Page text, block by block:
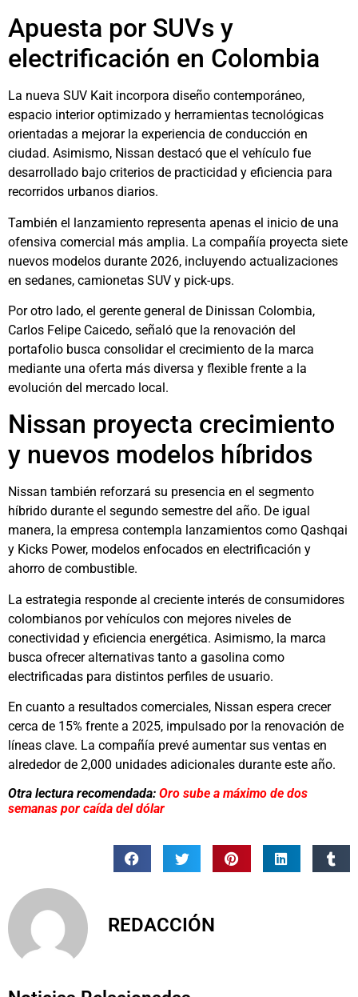
Apuesta por SUVs y
electrificación en Colombia
La nueva SUV Kait incorpora diseño contemporáneo,
espacio interior optimizado y herramientas tecnológicas
orientadas a mejorar la experiencia de conducción en
ciudad. Asimismo, Nissan destacó que el vehículo fue
desarrollado bajo criterios de practicidad y eficiencia para
recorridos urbanos diarios.
También el lanzamiento representa apenas el inicio de una
ofensiva comercial más amplia. La compañía proyecta siete
nuevos modelos durante 2026, incluyendo actualizaciones
en sedanes, camionetas SUV y pick-ups.
Por otro lado, el gerente general de Dinissan Colombia,
Carlos Felipe Caicedo, señaló que la renovación del
portafolio busca consolidar el crecimiento de la marca
mediante una oferta más diversa y flexible frente a la
evolución del mercado local.
Nissan proyecta crecimiento
y nuevos modelos híbridos
Nissan también reforzará su presencia en el segmento
híbrido durante el segundo semestre del año. De igual
manera, la empresa contempla lanzamientos como Qashqai
y Kicks Power, modelos enfocados en electrificación y
ahorro de combustible.
La estrategia responde al creciente interés de consumidores
colombianos por vehículos con mejores niveles de
conectividad y eficiencia energética. Asimismo, la marca
busca ofrecer alternativas tanto a gasolina como
electrificadas para distintos perfiles de usuario.
En cuanto a resultados comerciales, Nissan espera crecer
cerca de 15% frente a 2025, impulsado por la renovación de
líneas clave. La compañía prevé aumentar sus ventas en
alrededor de 2,000 unidades adicionales durante este año.
Otra lectura recomendada: Oro sube a máximo de dos
semanas por caída del dólar
REDACCIÓN